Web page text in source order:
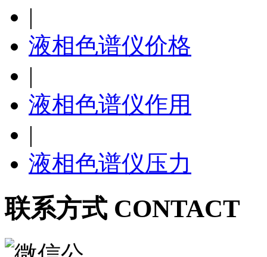
|
液相色谱仪价格
|
液相色谱仪作用
|
液相色谱仪压力
联系方式 CONTACT